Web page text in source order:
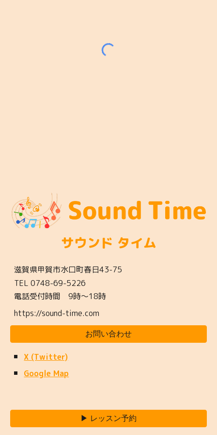
サウンド タイム
滋賀県甲賀市水口町春日43-75
TEL0748-69-5226
電話受付時間 9時〜18時
https://sound-time.com
お問い合わせ
X (Twitter)
Google Map
▶ レッスン予約